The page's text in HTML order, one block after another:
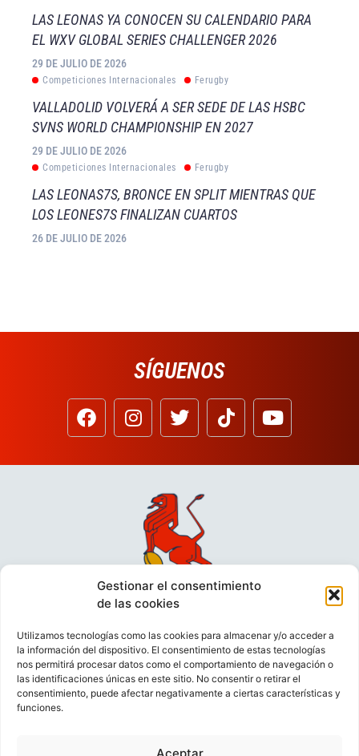
Gestionar el consentimiento
de las cookies
Utilizamos tecnologías como las cookies para almacenar y/o acceder a
la información del dispositivo. El consentimiento de estas tecnologías
nos permitirá procesar datos como el comportamiento de navegación o
las identificaciones únicas en este sitio. No consentir o retirar el
consentimiento, puede afectar negativamente a ciertas características y
funciones.
Aceptar
LAS LEONAS YA CONOCEN SU CALENDARIO PARA
EL WXV GLOBAL SERIES CHALLENGER 2026
29 DE JULIO DE 2026
Competiciones Internacionales Ferugby
VALLADOLID VOLVERÁ A SER SEDE DE LAS HSBC
SVNS WORLD CHAMPIONSHIP EN 2027
29 DE JULIO DE 2026
Competiciones Internacionales Ferugby
LAS LEONAS7S, BRONCE EN SPLIT MIENTRAS QUE
LOS LEONES7S FINALIZAN CUARTOS
26 DE JULIO DE 2026
SÍGUENOS
VIDEOCONFERENCIAS POLÍTICA DE PRIVACIDAD